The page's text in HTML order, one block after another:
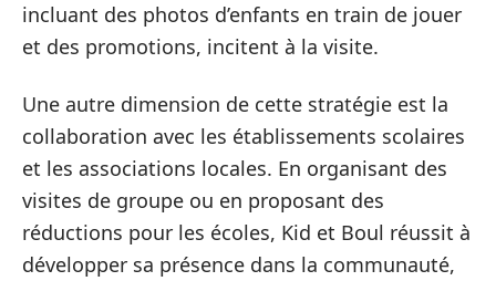
incluant des photos d’enfants en train de jouer
et des promotions, incitent à la visite.
Une autre dimension de cette stratégie est la
collaboration avec les établissements scolaires
et les associations locales. En organisant des
visites de groupe ou en proposant des
réductions pour les écoles, Kid et Boul réussit à
développer sa présence dans la communauté,